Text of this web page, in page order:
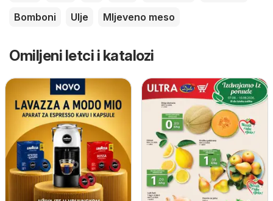
Bomboni
Ulje Mljeveno meso
Omiljeni letci i katalozi